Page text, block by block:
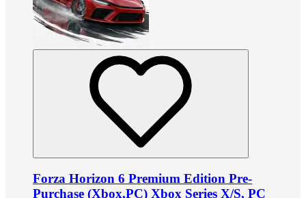
Forza Horizon 6 Premium Edition Pre-
Purchase (Xbox,PC) Xbox Series X/S, PC